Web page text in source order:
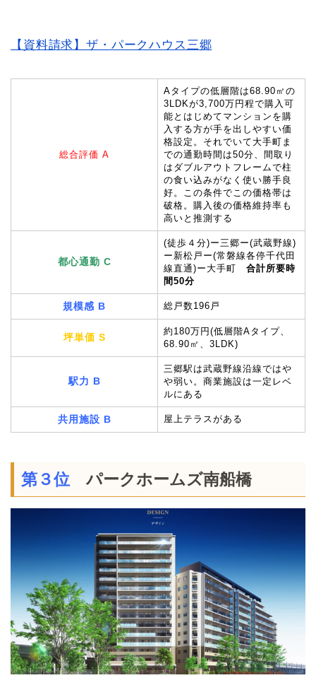
【資料請求】ザ・パークハウス三郷
総合評価 A
Aタイプの低層階は68.90㎡の
3LDKが3,700万円程で購入可
能とはじめてマンションを購
入する方が手を出しやすい価
格設定。それでいて大手町ま
での通勤時間は50分、間取り
はダブルアウトフレームで柱
の食い込みがなく使い勝手良
好。この条件でこの価格帯は
破格。購入後の価格維持率も
高いと推測する
都心通勤 C
(徒歩４分)ー三郷ー(武蔵野線)
ー新松戸ー(常磐線各停千代田
線直通)ー大手町 合計所要時
間50分
規模感 B 総戸数196戸
坪単価 S
約180万円(低層階Aタイプ、
68.90㎡、3LDK)
駅力 B
三郷駅は武蔵野線沿線ではや
や弱い。商業施設は一定レベ
ルにある
共用施設 B 屋上テラスがある
第３位 パークホームズ南船橋